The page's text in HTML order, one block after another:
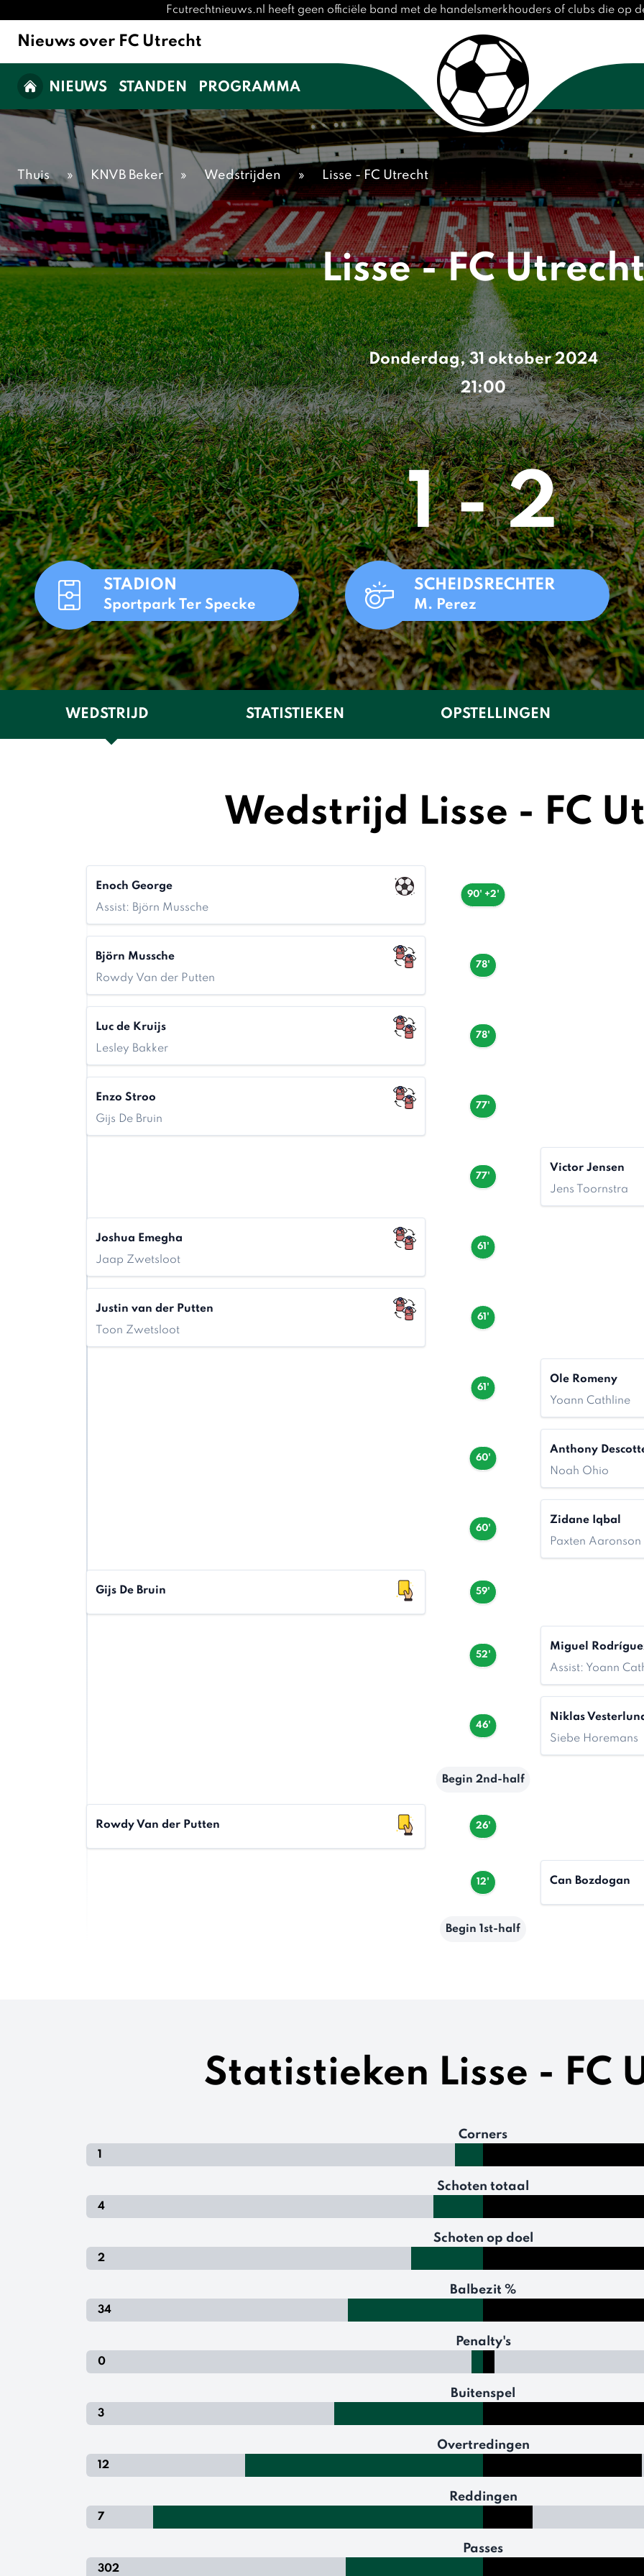
Fcutrechtnieuws.nl heeft geen officiële band met de handelsmerkhouders of clubs die op
Nieuws over FC Utrecht
NIEUWS STANDEN PROGRAMMA
Thuis » KNVB Beker » Wedstrijden » Lisse - FC Utrecht
Lisse - FC
Donderdag, 31 oktober 2024
21:00
1 - 2
STADION
Sportpark Ter Specke
SCHEIDSRECHTER
M. Perez
WEDSTRIJD STATISTIEKEN OPSTELLINGEN
Wedstrijd Lisse - FC
90' +2'
Enoch George
Assist: Björn Mussche
78'
Björn Mussche
Rowdy Van der Putten
78'
Luc de Kruijs
Lesley Bakker
77'
Enzo Stroo
Gijs De Bruin
77'
Victor Jensen
Jens Toornstra
61'
Joshua Emegha
Jaap Zwetsloot
61'
Justin van der Putten
Toon Zwetsloot
61'
Ole Romeny
Yoann Cathline
60'
Anthony
Noah Ohio
60'
Zidane Iqbal
Paxten Aaronson
59'
Gijs De Bruin
52'
Miguel
Assist: Yoann
46'
Niklas
Siebe Horemans
Begin 2nd-half
26'
Rowdy Van der Putten
12' Can Bozdogan
Begin 1st-half
Statistieken Lisse - FC
Corners
1
Schoten totaal
4
Schoten op doel
2
Balbezit %
34
Penalty's
0
Buitenspel
3
Overtredingen
12
Reddingen
7
Passes
302